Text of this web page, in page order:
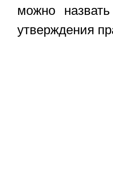
можно
утверждения